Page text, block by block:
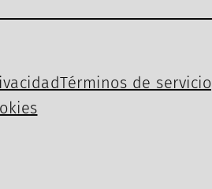
Términos de servicio